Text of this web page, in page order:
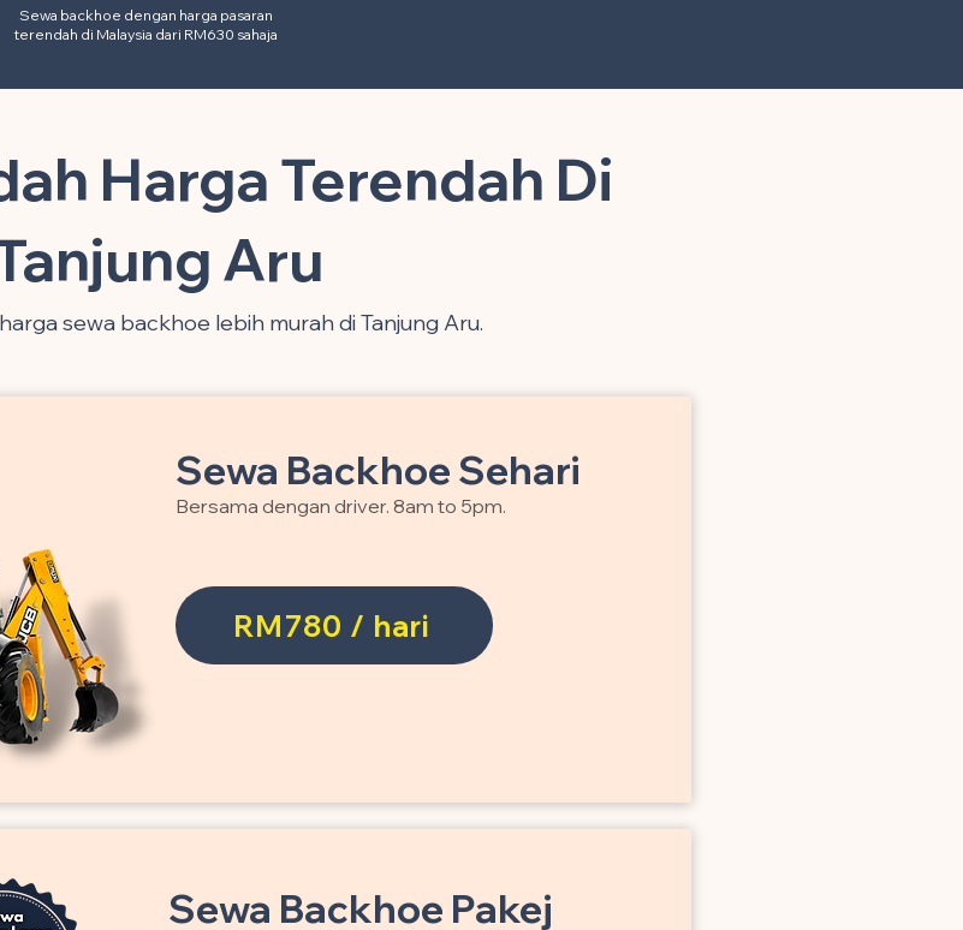
Sewa backhoe dengan harga pasaran
terendah di Malaysia dari RM630 sahaja
Harga Terendah Di
Aru
sewa backhoe lebih murah di Tanjung Aru.
Sewa Backhoe Sehari
Bersama dengan driver. 8am to 5pm.
RM780 / hari
Sewa Backhoe Pakej